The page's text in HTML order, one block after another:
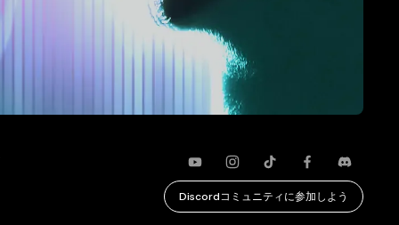
YouTube
Instagram
TikTok 不和
Discordコミュニティに参加しよう